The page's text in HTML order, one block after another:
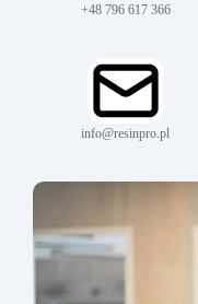
+48 796 617 366
info@resinpro.pl